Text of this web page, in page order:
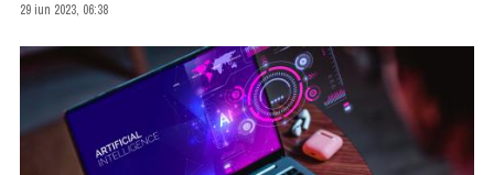
29 iun 2023, 06:38